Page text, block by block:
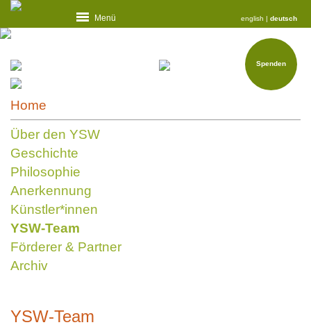
english | deutsch
Menü
Spenden
Home
Über den YSW
Geschichte
Philosophie
Anerkennung
Künstler*innen
YSW-Team
Förderer & Partner
Archiv
YSW-Team